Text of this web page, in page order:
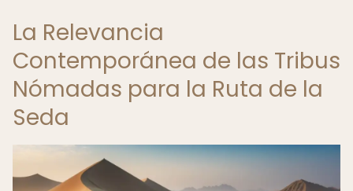
La Relevancia
Contemporánea de las Tribus
Nómadas para la Ruta de la
Seda